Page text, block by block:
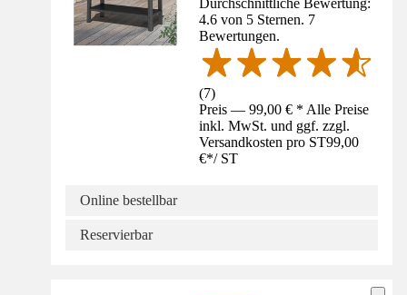
Durchschnittliche Bewertung:
4.6 von 5 Sternen. 7
Bewertungen.
(7)
Preis — 99,00 € * Alle Preise
inkl. MwSt. und ggf. zzgl.
Versandkosten pro ST99,00
€*/ ST
Online bestellbar
Reservierbar